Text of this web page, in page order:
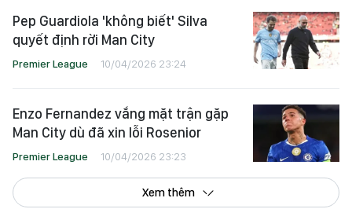
Pep Guardiola 'không biết' Silva
quyết định rời Man City
Premier League 10/04/2026 23:24
Enzo Fernandez vắng mặt trận gặp
Man City dù đã xin lỗi Rosenior
Premier League 10/04/2026 23:23
Xem thêm